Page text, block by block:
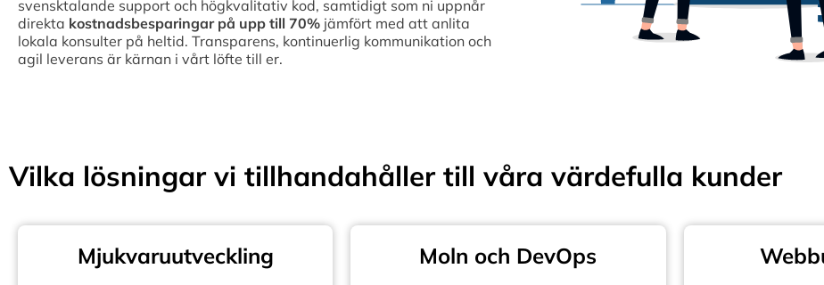
svensktalande support och högkvalitativ kod, samtidigt som ni uppnår
direkta kostnadsbesparingar på upp till 70% jämfört med att anlita
lokala konsulter på heltid. Transparens, kontinuerlig kommunikation och
agil leverans är kärnan i vårt löfte till er.
Vilka lösningar vi tillhandahåller till våra värdefulla kunder
Mjukvaruutveckling Moln och DevOps